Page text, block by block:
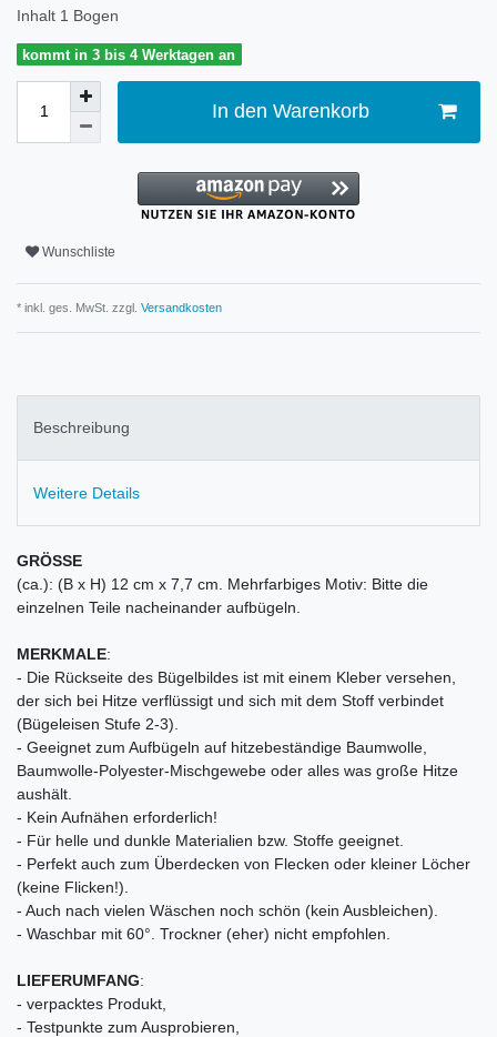
Inhalt 1 Bogen
kommt in 3 bis 4 Werktagen an
In den Warenkorb
Wunschliste
* inkl. ges. MwSt. zzgl. Versandkosten
Beschreibung
Weitere Details
GRÖSSE
(ca.): (B x H) 12 cm x 7,7 cm. Mehrfarbiges Motiv: Bitte die
einzelnen Teile nacheinander aufbügeln.
MERKMALE:
- Die Rückseite des Bügelbildes ist mit einem Kleber versehen,
der sich bei Hitze verflüssigt und sich mit dem Stoff verbindet
(Bügeleisen Stufe 2-3).
- Geeignet zum Aufbügeln auf hitzebeständige Baumwolle,
Baumwolle-Polyester-Mischgewebe oder alles was große Hitze
aushält.
- Kein Aufnähen erforderlich!
- Für helle und dunkle Materialien bzw. Stoffe geeignet.
- Perfekt auch zum Überdecken von Flecken oder kleiner Löcher
(keine Flicken!).
- Auch nach vielen Wäschen noch schön (kein Ausbleichen).
- Waschbar mit 60°. Trockner (eher) nicht empfohlen.
LIEFERUMFANG:
- verpacktes Produkt,
- Testpunkte zum Ausprobieren,